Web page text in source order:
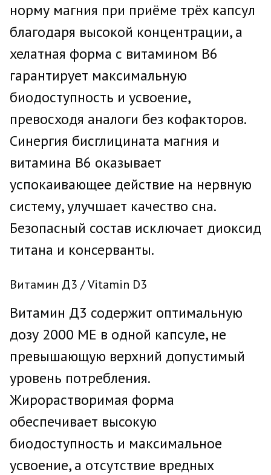
норму магния при приёме трёх капсул
благодаря высокой концентрации, а
хелатная форма с витамином B6
гарантирует максимальную
биодоступность и усвоение,
превосходя аналоги без кофакторов.
Синергия бисглицината магния и
витамина B6 оказывает
успокаивающее действие на нервную
систему, улучшает качество сна.
Безопасный состав исключает диоксид
титана и консерванты.
Витамин Д3 / Vitamin D3
Витамин Д3 содержит оптимальную
дозу 2000 МЕ в одной капсуле, не
превышающую верхний допустимый
уровень потребления.
Жирорастворимая форма
обеспечивает высокую
биодоступность и максимальное
усвоение, а отсутствие вредных